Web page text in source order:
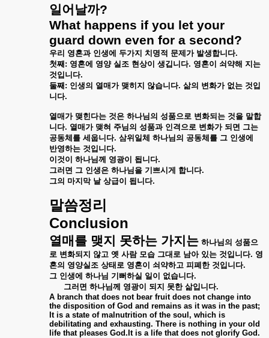
일어날까?
What happens if you let your
guard down even for a second?
우리 영혼과 인생에 두가지 치명적 문제가 발생합니다.
첫째 : 영혼에 영양 실조 현상이 생깁니다. 영혼이 쇠약해 지는
것입니다.
둘째 : 인생의 열매가 맺히지 않습니다. 삶의 변화가 없는 것입
니다.
열매가 맺힌다는 것은 하나님의 성품으로 변화되는 것을 말합
니다. 열매가 맺혀 주님의 성품과 인격으로 변화가 되면 그는
공동체를 세웁니다. 삼위일체 하나님의 공동체를 그 인생에
반영하는 것입니다.
이것이 하나님께 영광이 됩니다.
그러면 그 인생은 하나님을 기쁘시게 합니다.
그의 마지막 날 상급이 됩니다.
말씀정리
Conclusion
열매를 맺지 못하는 가지는 하나님의 성품으
로 변화되지 않고 옛 사람 모습 그대로 남아 있는 것입니다. 영
혼의 영양실조 상태로 영혼이 쇠약하고 피폐한 것입니다.
그 인생에 하나님 기뻐하실 일이 없습니다.
그러면 하나님께 영광이 되지 못한 삶입니다.
A branch that does not bear fruit does not change into
the disposition of God and remains as it was in the past;
It is a state of malnutrition of the soul, which is
debilitating and exhausting. There is nothing in your old
life that pleases God.It is a life that does not glorify God.